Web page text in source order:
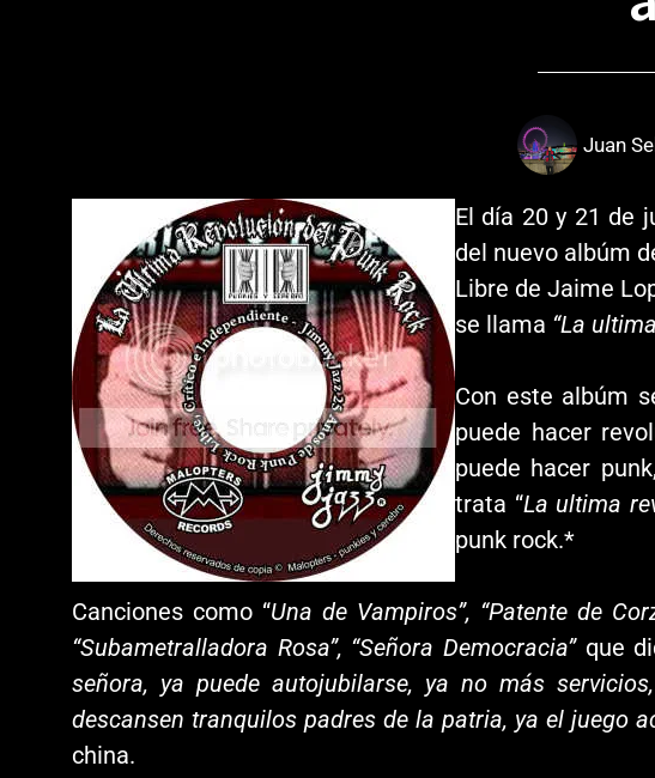
Juan
El día 20 y 21 de
del nuevo albúm
Libre de Jaime
se llama “La
Con este albúm
puede hacer
puede hacer
trata “La ultima
punk rock.*
Canciones como “Una de Vampiros”, “Patente de
“Subametralladora Rosa”, “Señora Democracia”que
señora, ya puede autojubilarse, ya no más
descansen tranquilos padres de la patria, ya el juego
china.